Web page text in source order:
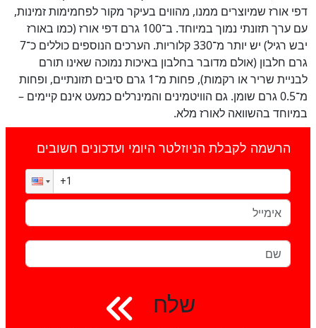
דפי אורז שמיוצרים ממנו, מהווים בעיקר מקור לפחמימות זמינות,
עם ערך תזונתי נמוך במיוחד. ב־100 גרם דפי אורז (כמו באורז
יבש רגיל) יש יותר מ־330 קלוריות. הערכים הנוספים כוללים כ־7
גרם חלבון (אולם מדובר בחלבון באיכות נמוכה שאינו תורם
לבניית שריר או רקמות), פחות מ־1 גרם סיבים תזונתיים, ופחות
מ־0.5 גרם שומן. גם הוויטמינים והמינרלים כמעט אינם קיימים –
במיוחד בהשוואה לאורז מלא.
הרשמה לקבלת הניוזלטר היומי ועדכונים חשובים
שלח